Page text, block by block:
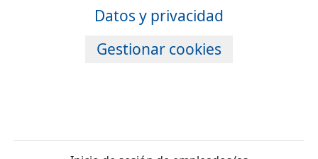
Datos y privacidad
Gestionar cookies